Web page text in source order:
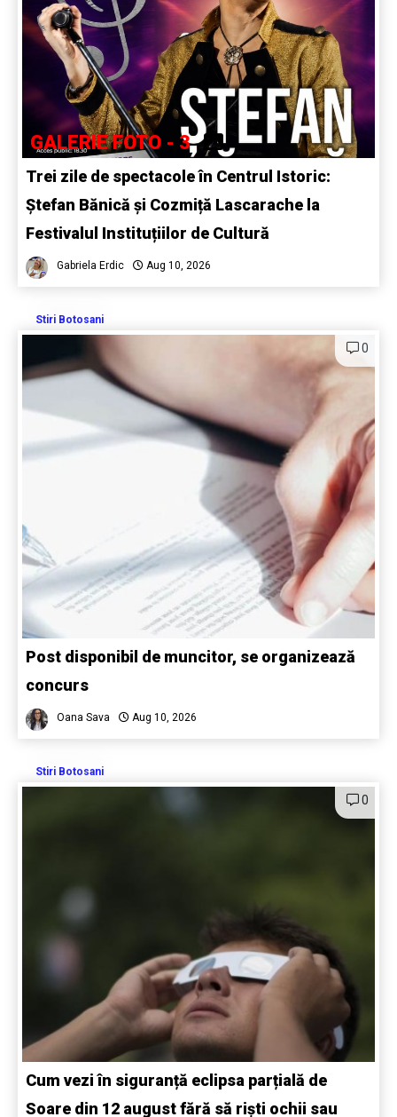
GALERIE FOTO - 3
Trei zile de spectacole în Centrul Istoric:
Ștefan Bănică și Cozmiță Lascarache la
Festivalul Instituțiilor de Cultură
Gabriela Erdic Aug 10, 2026
Stiri Botosani
0
Post disponibil de muncitor, se organizează
concurs
Oana Sava Aug 10, 2026
Stiri Botosani
0
Cum vezi în siguranță eclipsa parțială de
Soare din 12 august fără să riști ochii sau